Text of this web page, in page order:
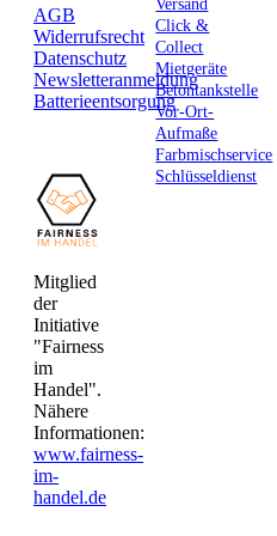
AGB
Widerrufsrecht
Datenschutz
Newsletteranmeldung
Batterieentsorgung
Mitglied
der
Initiative
"Fairness
im
Handel".
Nähere
Informationen:
www.fairness-
im-
handel.de
Versand
Click &
Collect
Mietgeräte
Betontankstelle
Vor-Ort-
Aufmaße
Farbmischservice
Schlüsseldienst